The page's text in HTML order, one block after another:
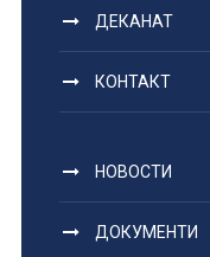
ДЕКАНАТ
КОНТАКТ
НОВОСТИ
ДОКУМЕНТИ